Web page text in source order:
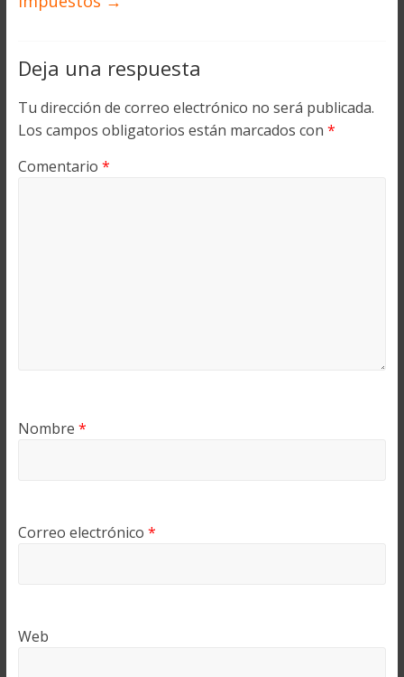
Deja una respuesta
Tu dirección de correo electrónico no será publicada.
Los campos obligatorios están marcados con *
Comentario *
Nombre *
Correo electrónico *
Web